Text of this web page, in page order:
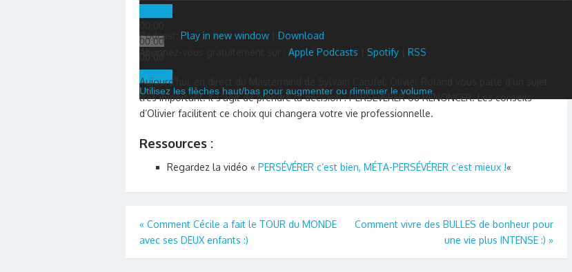
00:00
Utilisez les flèches haut/bas pour augmenter ou diminuer le volume.
Podcast: Play in new window
Download
Apple Podcasts Spotify RSS
Aujourd’hui, en direct du Mastermind de Sylvain Carufel, Olivier Roland vous parle d’un sujet
très important. Il s’agit de prendre la décision : PERSÉVÉRER ou RENONCER. Les conseils
d’Olivier facilitent ce choix qui changera votre vie professionnelle.
Ressources :
Regardez la vidéo « PERSÉVÉRER c’est bien, MÉTA-PERSÉVÉRER c’est mieux !«
Navigation
de
« Comment Cécile a fait le TOUR du MONDE
avec ses DEUX enfants :)
Comment vivre des BULLES de bonheur pour
une vie plus INTENSE :) »